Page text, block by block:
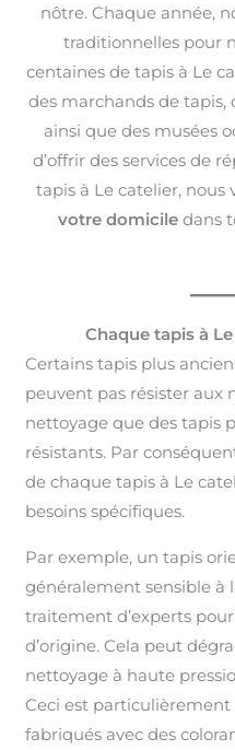
nôtre. Chaque année,
traditionnelles pour
centaines de tapis à Le
des marchands de tapis,
ainsi que des musées
d’offrir des services de
tapis à Le catelier, nous
votre domicile dans
Chaque tapis à
Certains tapis plus
peuvent pas résister aux
nettoyage que des tapis
résistants. Par
de chaque tapis à Le
besoins spécifiques.
Par exemple, un tapis
généralement sensible à
traitement d’experts
d’origine. Cela peut
nettoyage à haute
Ceci est
fabriqués avec des